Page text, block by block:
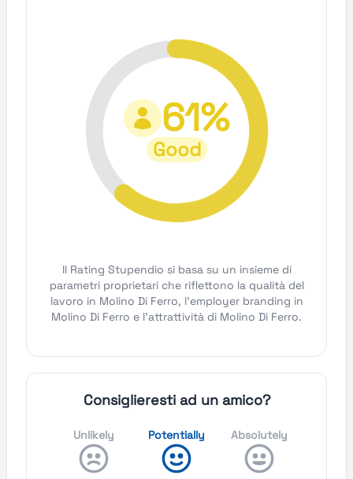
61%
Good
Il Rating Stupendio si basa su un insieme di
parametri proprietari che riflettono la qualità del
lavoro in Molino Di Ferro, l'employer branding in
Molino Di Ferro e l'attrattività di Molino Di Ferro.
Consiglieresti ad un amico?
Unlikely Potentially Absolutely